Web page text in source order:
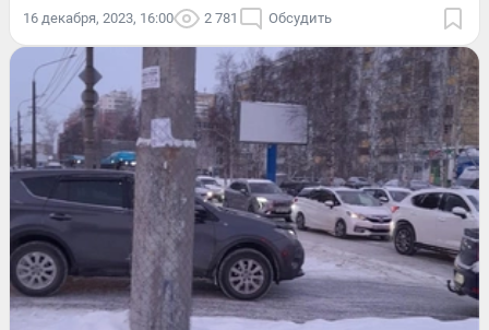
16 декабря, 2023, 16:00 2 781 Обсудить